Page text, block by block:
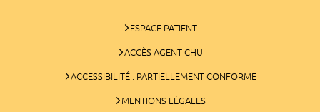
ESPACE PATIENT
ACCÈS AGENT CHU
ACCESSIBILITÉ : PARTIELLEMENT CONFORME
MENTIONS LÉGALES